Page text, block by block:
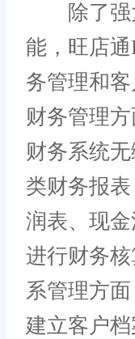
除了强
能，旺店
务管理和
财务管理
财务系统
类财务报
润表、现
进行财务
系管理方
建立客户